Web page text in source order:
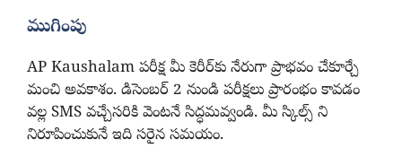
ముగింపు
AP Kaushalam పరీక్ష మీ కెరీర్‌కు నేరుగా ప్రాభవం చేకూర్చే
మంచి అవకాశం. డిసెంబర్ 2 నుండి పరీక్షలు ప్రారంభం కావడం
వల్ల SMS వచ్చేసరికి వెంటనే సిద్ధమవ్వండి. మీ స్కిల్స్ ని
నిరూపించుకునే ఇది సరైన సమయం.